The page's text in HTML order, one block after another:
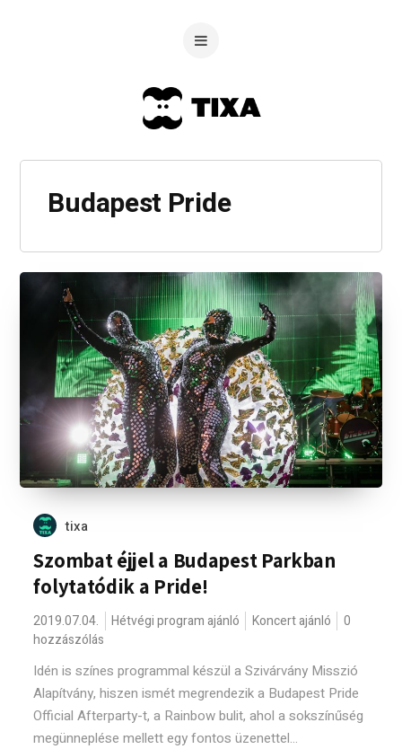
Budapest Pride
tixa
Szombat éjjel a Budapest Parkban
folytatódik a Pride!
2019.07.04. Hétvégi program ajánló Koncert ajánló
0
hozzászólás
Idén is színes programmal készül a Szivárvány Misszió
Alapítvány, hiszen ismét megrendezik a Budapest Pride
Official Afterparty-t, a Rainbow bulit, ahol a sokszínűség
megünneplése mellett egy fontos üzenettel...